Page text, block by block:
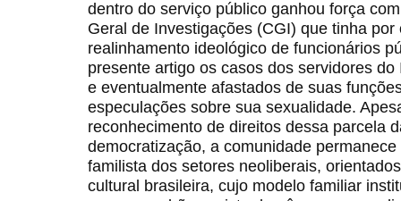
dentro do serviço público ganhou força
Geral de Investigações (CGI) que tinha
realinhamento ideológico de funcionários
presente artigo os casos dos servidores
e eventualmente afastados de suas
especulações sobre sua sexualidade.
reconhecimento de direitos dessa parcela
democratização, a comunidade
familista dos setores neoliberais,
cultural brasileira, cujo modelo familiar